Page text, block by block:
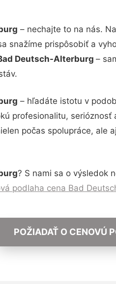
– nechajte to na nás.
snažíme prispôsobiť a
Deutsch-Alterburg –
– hľadáte istotu v
profesionalitu,
počas spolupráce,
? S nami sa o výsledok
podlaha cena Bad
POŽIADAŤ O CENOVÚ